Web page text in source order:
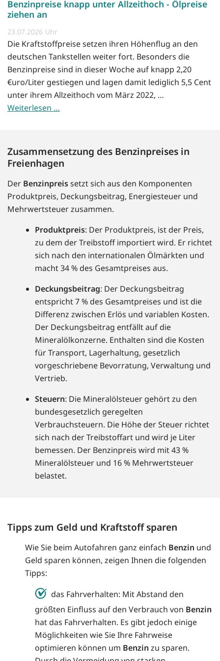
Benzinpreise knapp unter Allzeithoch - Ölpreise
ziehen an
23.07.2026
Die Kraftstoffpreise setzen ihren Höhenflug an den
deutschen Tankstellen weiter fort. Besonders die
Benzinpreise sind in dieser Woche auf knapp 2,20
€uro/Liter gestiegen und lagen damit lediglich 5,5 Cent
unter ihrem Allzeithoch vom März 2022, …
Weiterlesen …
Zusammensetzung des Benzinpreises in
Freienhagen
Der Benzinpreissetzt sich aus den Komponenten
Produktpreis, Deckungsbeitrag, Energiesteuer und
Mehrwertsteuer zusammen.
Produktpreis: Der Produktpreis, ist der Preis,
zu dem der Treibstoff importiert wird. Er richtet
sich nach den internationalen Ölmärkten und
macht 34 % des Gesamtpreises aus.
Deckungsbeitrag: Der Deckungsbeitrag
entspricht 7 % des Gesamtpreises und ist die
Differenz zwischen Erlös und variablen Kosten.
Der Deckungsbeitrag entfällt auf die
Mineralölkonzerne. Enthalten sind die Kosten
für Transport, Lagerhaltung, gesetzlich
vorgeschriebene Bevorratung, Verwaltung und
Vertrieb.
Steuern: Die Mineralölsteuer gehört zu den
bundesgesetzlich geregelten
Verbrauchsteuern. Die Höhe der Steuer richtet
sich nach der Treibstoffart und wird je Liter
bemessen. Der Benzinpreis wird mit 43 %
Mineralölsteuer und 16 % Mehrwertsteuer
belastet.
Tipps zum Geld und Kraftstoff sparen
Wie Sie beim Autofahren ganz einfach Benzin und
Geld sparen können, zeigen Ihnen die folgenden
Tipps:
das Fahrverhalten: Mit Abstand den
größten Einfluss auf den Verbrauch von Benzin
hat das Fahrverhalten. Es gibt jedoch einige
Möglichkeiten wie Sie Ihre Fahrweise
optimieren können um Benzin zu sparen.